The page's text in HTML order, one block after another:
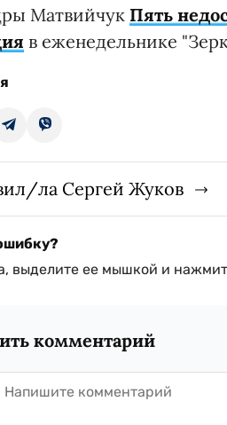
Матвийчук Пять
в еженедельнике
ла Сергей Жуков
выделите ее мышкой и
комментарий